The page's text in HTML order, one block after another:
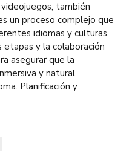
también
un proceso complejo que
idiomas y culturas.
etapas y la colaboración
asegurar que la
y natural,
Planificación y